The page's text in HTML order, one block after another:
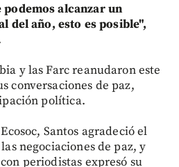
alcanzar un
del año, esto es posible",
y las Farc reanudaron este
conversaciones de paz,
política.
Santos agradeció el
negociaciones de paz, y
periodistas expresó su